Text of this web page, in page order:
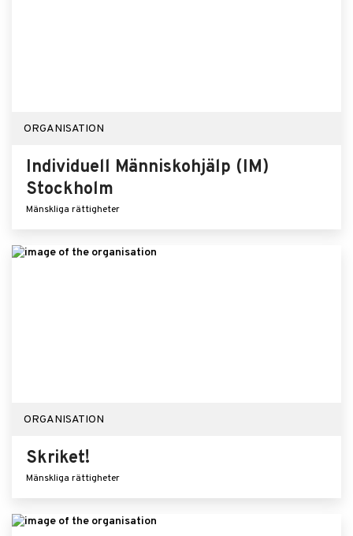
ORGANISATION
Individuell Människohjälp (IM)
Stockholm
Mänskliga rättigheter
ORGANISATION
Skriket!
Mänskliga rättigheter